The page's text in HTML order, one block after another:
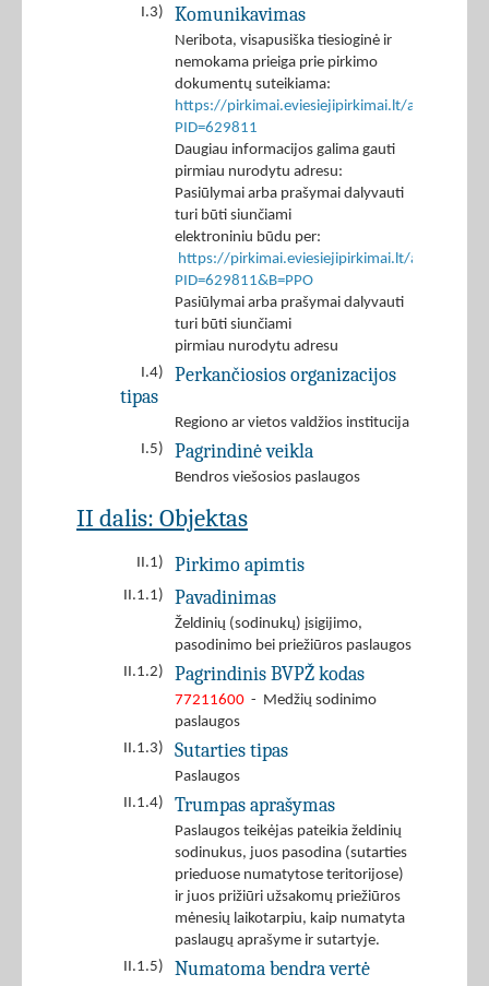
I.3) Komunikavimas
Neribota, visapusiška tiesioginė ir
nemokama prieiga prie pirkimo
dokumentų suteikiama:
https://pirkimai.eviesiejipirkimai.lt/app/rfq/
PID=629811
Daugiau informacijos galima gauti
pirmiau nurodytu adresu:
Pasiūlymai arba prašymai dalyvauti
turi būti siunčiami
elektroniniu būdu per:
https://pirkimai.eviesiejipirkimai.lt/app/rfq/
PID=629811&B=PPO
Pasiūlymai arba prašymai dalyvauti
turi būti siunčiami
pirmiau nurodytu adresu
I.4)
Perkančiosios organizacijos
tipas
Regiono ar vietos valdžios institucija
I.5)
Pagrindinė veikla
Bendros viešosios paslaugos
II dalis: Objektas
II.1) Pirkimo apimtis
II.1.1) Pavadinimas
Želdinių (sodinukų) įsigijimo,
pasodinimo bei priežiūros paslaugos
II.1.2)
Pagrindinis BVPŽ kodas
77211600 - Medžių sodinimo
paslaugos
II.1.3)
Sutarties tipas
Paslaugos
II.1.4)
Trumpas aprašymas
Paslaugos teikėjas pateikia želdinių
sodinukus, juos pasodina (sutarties
prieduose numatytose teritorijose)
ir juos prižiūri užsakomų priežiūros
mėnesių laikotarpiu, kaip numatyta
paslaugų aprašyme ir sutartyje.
II.1.5)
Numatoma bendra vertė